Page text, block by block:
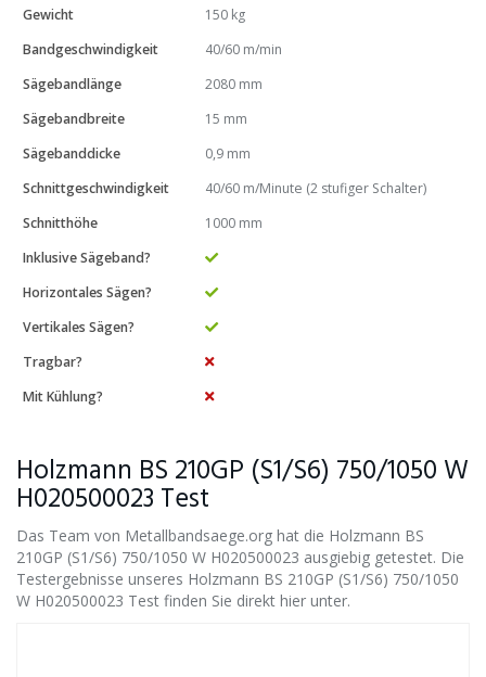
Gewicht
150 kg
Bandgeschwindigkeit
40/60 m/min
Sägebandlänge
2080 mm
Sägebandbreite
15 mm
Sägebanddicke
0,9 mm
Schnittgeschwindigkeit
40/60 m/Minute (2 stufiger Schalter)
Schnitthöhe
1000 mm
Inklusive Sägeband?
Horizontales Sägen?
Vertikales Sägen?
Tragbar?
Mit Kühlung?
Holzmann BS 210GP (S1/S6) 750/1050 W
H020500023 Test
Das Team von Metallbandsaege.org hat die Holzmann BS
210GP (S1/S6) 750/1050 W H020500023 ausgiebig getestet. Die
Testergebnisse unseres Holzmann BS 210GP (S1/S6) 750/1050
W H020500023 Test finden Sie direkt hier unter.